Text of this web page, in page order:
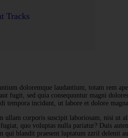
Tracks
doloremque laudantium, totam rem
fugit, sed quia consequuntur magni
tempora incidunt, ut labore et dolore
corporis suscipit laboriosam, nisi ut
quo voluptas nulla pariatur? Duis
qui blandit praesent luptatum zzril delenit